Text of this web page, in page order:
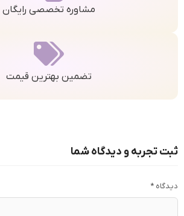
مشاوره تخصصی رایگان
تضمین بهترین قیمت
ثبت تجربه و دیدگاه شما
دیدگاه *